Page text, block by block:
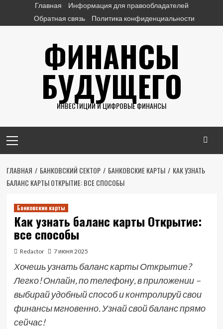
Главная
Информация для правообладателей
Обратная связь
Политика конфиденциальности
ФИНАНСЫ
БУДУЩЕГО
ИНВЕСТИЦИИ И ЦИФРОВЫЕ ФИНАНСЫ
меню
ГЛАВНАЯ БАНКОВСКИЙ СЕКТОР БАНКОВСКИЕ КАРТЫ
КАК УЗНАТЬ
БАЛАНС КАРТЫ ОТКРЫТИЕ: ВСЕ СПОСОБЫ
Банковские карты
Как узнать баланс карты Открытие:
все способы
Redactor 7 июня 2025
Хочешь узнать баланс карты Открытие?
Легко! Онлайн, по телефону, в приложении –
выбирай удобный способ и контролируй свои
финансы мгновенно. Узнай свой баланс прямо
сейчас!